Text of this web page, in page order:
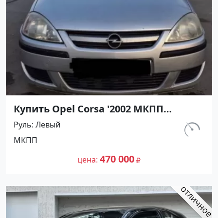
Купить Opel Corsa '2002 МКПП
(1200/75 л.с.) Бензин инжектор
Темрюк цвет Серебристый Хетчбэк
по цене 470000 рублей, объявление
№27491 на сайте Авторынок23
км.
Руль Левый
МКПП
цена 470 000